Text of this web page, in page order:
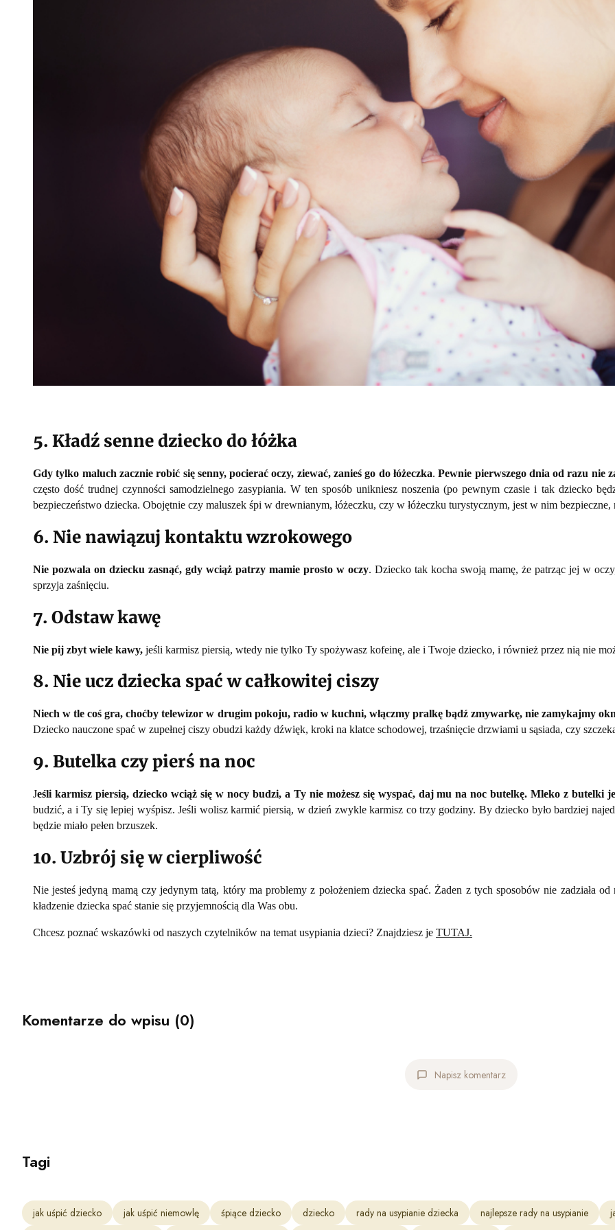
5. Kładź senne dziecko do łóżka
Gdy tylko maluch zacznie robić się senny, pocierać oczy, ziewać, zanieś go do łóżeczka.Pewnie pierwszego dnia od razu nie
często dość trudnej czynności samodzielnego zasypiania. W ten sposób unikniesz noszenia (po pewnym czasie i tak dziecko
bezpieczeństwo dziecka. Obojętnie czy maluszek śpi w drewnianym, łóżeczku, czy w łóżeczku turystycznym, jest w nim
6. Nie nawiązuj kontaktu wzrokowego
Nie pozwala on dziecku zasnąć, gdy wciąż patrzy mamie prosto w oczy. Dziecko tak kocha swoją mamę, że patrząc jej w
sprzyja zaśnięciu.
7. Odstaw kawę
Nie pij zbyt wiele kawy, jeśli karmisz piersią, wtedy nie tylko Ty spożywasz kofeinę, ale i Twoje dziecko, i również przez nią nie
8. Nie ucz dziecka spać w całkowitej ciszy
Niech w tle coś gra, choćby telewizor w drugim pokoju, radio w kuchni, włączmy pralkę bądź zmywarkę, nie zamykajmy
Dziecko nauczone spać w zupełnej ciszy obudzi każdy dźwięk, kroki na klatce schodowej, trzaśnięcie drzwiami u sąsiada, czy
9. Butelka czy pierś na noc
Jeśli karmisz piersią, dziecko wciąż się w nocy budzi, a Ty nie możesz się wyspać, daj mu na noc butelkę. Mleko z butelki
budzić, a i Ty się lepiej wyśpisz. Jeśli wolisz karmić piersią, w dzień zwykle karmisz co trzy godziny. By dziecko było bardziej
będzie miało pełen brzuszek.
10. Uzbrój się w cierpliwość
Nie jesteś jedyną mamą czy jedynym tatą, który ma problemy z położeniem dziecka spać. Żaden z tych sposobów nie zadziała
kładzenie dziecka spać stanie się przyjemnością dla Was obu.
Chcesz poznać wskazówki od naszych czytelników na temat usypiania dzieci? Znajdziesz je TUTAJ.
Komentarze do wpisu (0)
Napisz komentarz
Tagi
jak uśpić dziecko jak uśpić niemowlę śpiące dziecko dziecko rady na usypianie dziecka najlepsze rady na usypianie